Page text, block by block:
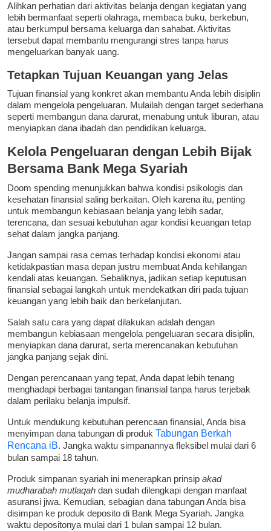
Alihkan perhatian dari aktivitas belanja dengan kegiatan yang
lebih bermanfaat seperti olahraga, membaca buku, berkebun,
atau berkumpul bersama keluarga dan sahabat. Aktivitas
tersebut dapat membantu mengurangi stres tanpa harus
mengeluarkan banyak uang.
Tetapkan Tujuan Keuangan yang Jelas
Tujuan finansial yang konkret akan membantu Anda lebih disiplin
dalam mengelola pengeluaran. Mulailah dengan target sederhana
seperti membangun dana darurat, menabung untuk liburan, atau
menyiapkan dana ibadah dan pendidikan keluarga.
Kelola Pengeluaran dengan Lebih Bijak
Bersama Bank Mega Syariah
Doom spending menunjukkan bahwa kondisi psikologis dan
kesehatan finansial saling berkaitan. Oleh karena itu, penting
untuk membangun kebiasaan belanja yang lebih sadar,
terencana, dan sesuai kebutuhan agar kondisi keuangan tetap
sehat dalam jangka panjang.
Jangan sampai rasa cemas terhadap kondisi ekonomi atau
ketidakpastian masa depan justru membuat Anda kehilangan
kendali atas keuangan. Sebaliknya, jadikan setiap keputusan
finansial sebagai langkah untuk mendekatkan diri pada tujuan
keuangan yang lebih baik dan berkelanjutan.
Salah satu cara yang dapat dilakukan adalah dengan
membangun kebiasaan mengelola pengeluaran secara disiplin,
menyiapkan dana darurat, serta merencanakan kebutuhan
jangka panjang sejak dini.
Dengan perencanaan yang tepat, Anda dapat lebih tenang
menghadapi berbagai tantangan finansial tanpa harus terjebak
dalam perilaku belanja impulsif.
Untuk mendukung kebutuhan perencaan finansial, Anda bisa
menyimpan dana tabungan di produk Tabungan Berkah
Rencana iB. Jangka waktu simpanannya fleksibel mulai dari 6
bulan sampai 18 tahun.
Produk simpanan syariah ini menerapkan prinsip akad
mudharabah mutlaqah dan sudah dilengkapi dengan manfaat
asuransi jiwa. Kemudian, sebagian dana tabungan Anda bisa
disimpan ke produk deposito di Bank Mega Syariah. Jangka
waktu depositonya mulai dari 1 bulan sampai 12 bulan.